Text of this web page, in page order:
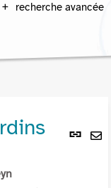
recherche avancée
Lien